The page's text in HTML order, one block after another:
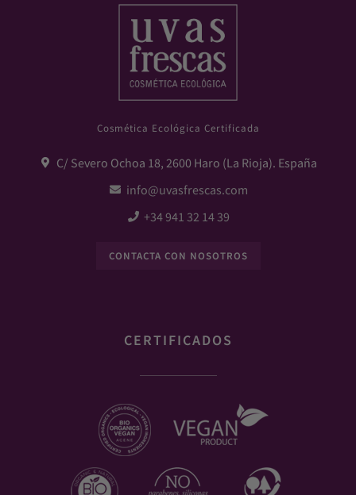
Cosmética Ecológica Certificada
C/ Severo Ochoa 18, 2600 Haro (La Rioja). España
info@uvasfrescas.com
+34 941 32 14 39
CONTACTA CON NOSOTROS
CERTIFICADOS